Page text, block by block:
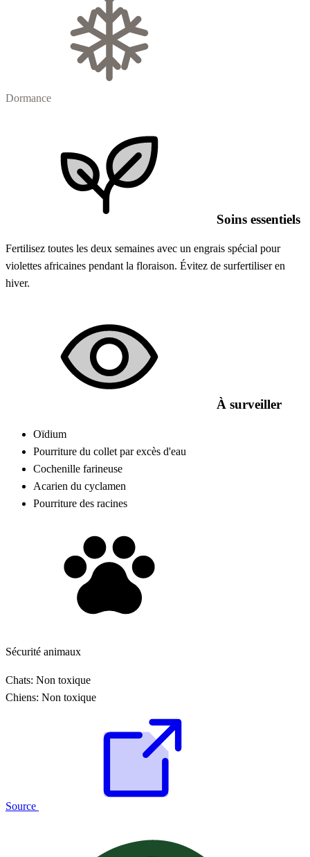
Dormance
Soins essentiels
Fertilisez toutes les deux semaines avec un engrais spécial pour
violettes africaines pendant la floraison. Évitez de surfertiliser en
hiver.
À surveiller
Oïdium
Pourriture du collet par excès d'eau
Cochenille farineuse
Acarien du cyclamen
Pourriture des racines
Sécurité animaux
Chats: Non toxique
Chiens: Non toxique
Source